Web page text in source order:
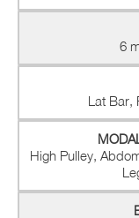
6
Lat Bar,
High Pulley,